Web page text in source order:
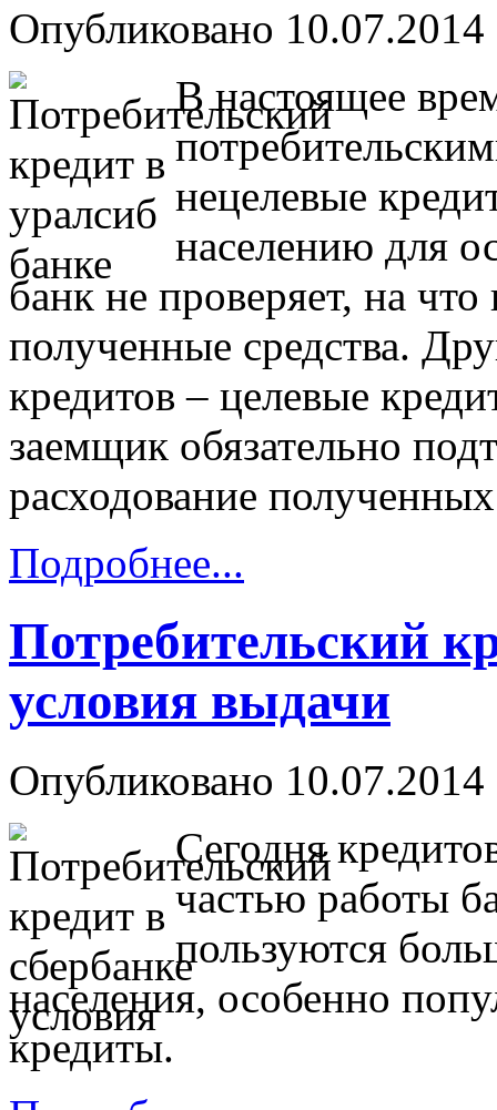
Опубликовано
В настоящее
нецелевые
населению для
банк не проверяет, на
полученные средства.
кредитов – целевые
заемщик обязательно
расходование
Подробнее...
Потребительский
условия выдачи
Опубликовано
Сегодня
частью работы
пользуются
населения, особенно
кредиты.